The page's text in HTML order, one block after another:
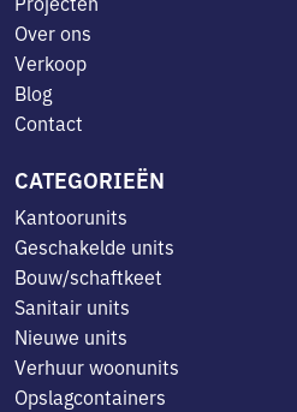
Over ons
Verkoop
Blog
Contact
CATEGORIEËN
Kantoorunits
Geschakelde units
Bouw/schaftkeet
Sanitair units
Nieuwe units
Verhuur woonunits
Opslagcontainers